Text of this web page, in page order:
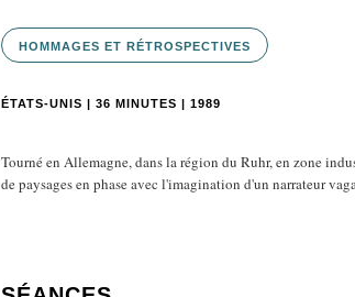
HOMMAGES ET RÉTROSPECTIVES
ÉTATS-UNIS | 36 MINUTES | 1989
Tourné en Allemagne, dans la région du Ruhr, en zone
de paysages en phase avec l'imagination d'un narrateur